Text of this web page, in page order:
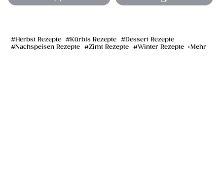
Herbst Rezepte Kürbis Rezepte
Dessert Rezepte
Nachspeisen Rezepte
Zimt Rezepte Winter Rezepte Mehr